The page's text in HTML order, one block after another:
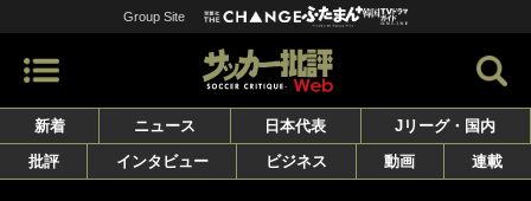
Group Site
新着 ニュース 日本代表
Jリーグ・国内
批評
インタビュー ビジネス 動画 連載